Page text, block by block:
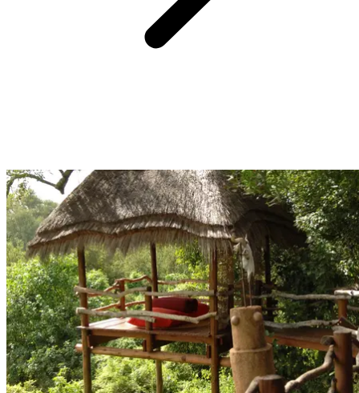
Lors de votre Circuit by Club Med, vous profitez de la pension
complète avec un forfait boisson à chaque repas.